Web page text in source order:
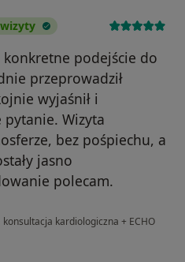
podejście do
przeprowadził
wyjaśnił i
pytanie. Wizyta
bez pośpiechu, a
jasno
polecam.
konsultacja kardiologiczna + ECHO